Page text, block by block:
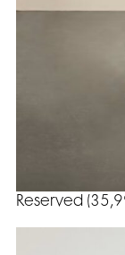
Reserved